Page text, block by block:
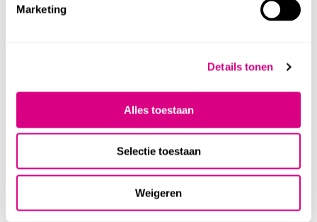
Marketing
Details tonen
Alles toestaan
Selectie toestaan
Weigeren
buurt, waaronder één voor de ingang in de
Verwersstraat en een paar op de Parade. Je kunt deze
parkeerplaatsen niet reserveren. Let op: parkeren in
de straten rondom het museum is alleen voor
vergunninghouders.